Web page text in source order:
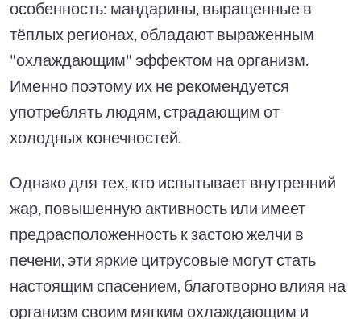
особенность: мандарины, выращенные в
тёплых регионах, обладают выраженным
"охлаждающим" эффектом на организм.
Именно поэтому их не рекомендуется
употреблять людям, страдающим от
холодных конечностей.
Однако для тех, кто испытывает внутренний
жар, повышенную активность или имеет
предрасположенность к застою желчи в
печени, эти яркие цитрусовые могут стать
настоящим спасением, благотворно влияя на
организм своим мягким охлаждающим и